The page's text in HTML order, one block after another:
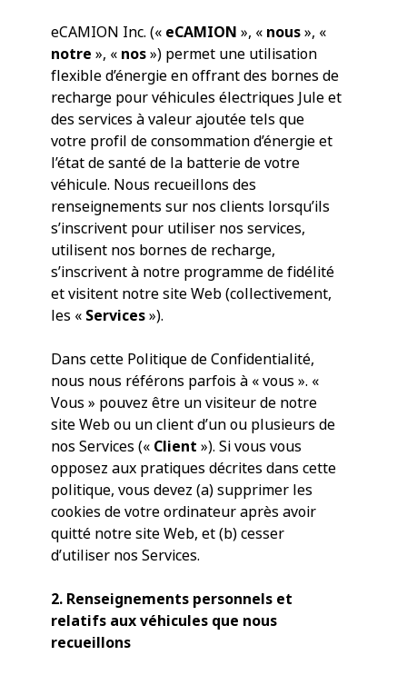
eCAMION Inc. (« eCAMION », « nous», «
notre », « nos») permet une utilisation
flexible d’énergie en offrant des bornes de
recharge pour véhicules électriques Jule et
des services à valeur ajoutée tels que
votre profil de consommation d’énergie et
l’état de santé de la batterie de votre
véhicule. Nous recueillons des
renseignements sur nos clients lorsqu’ils
s’inscrivent pour utiliser nos services,
utilisent nos bornes de recharge,
s’inscrivent à notre programme de fidélité
et visitent notre site Web (collectivement,
les « Services»).
Dans cette Politique de Confidentialité,
nous nous référons parfois à « vous ». «
Vous » pouvez être un visiteur de notre
site Web ou un client d’un ou plusieurs de
nos Services (« Client »). Si vous vous
opposez aux pratiques décrites dans cette
politique, vous devez (a) supprimer les
cookies de votre ordinateur après avoir
quitté notre site Web, et (b) cesser
d’utiliser nos Services.
2. Renseignements personnels et
relatifs aux véhicules que nous
recueillons